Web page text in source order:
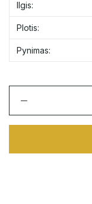
Ilgis:
Plotis:
Pynimas:
Auksinė
aukso